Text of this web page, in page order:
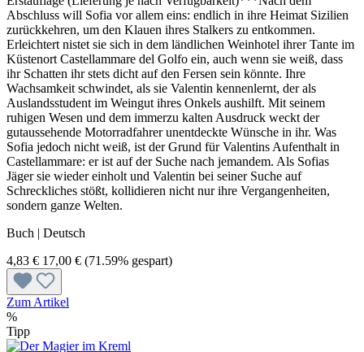
Abschluss will Sofia vor allem eins: endlich in ihre Heimat Sizilien
zurückkehren, um den Klauen ihres Stalkers zu entkommen.
Erleichtert nistet sie sich in dem ländlichen Weinhotel ihrer Tante im
Küstenort Castellammare del Golfo ein, auch wenn sie weiß, dass
ihr Schatten ihr stets dicht auf den Fersen sein könnte. Ihre
Wachsamkeit schwindet, als sie Valentin kennenlernt, der als
Auslandsstudent im Weingut ihres Onkels aushilft. Mit seinem
ruhigen Wesen und dem immerzu kalten Ausdruck weckt der
gutaussehende Motorradfahrer unentdeckte Wünsche in ihr. Was
Sofia jedoch nicht weiß, ist der Grund für Valentins Aufenthalt in
Castellammare: er ist auf der Suche nach jemandem. Als Sofias
Jäger sie wieder einholt und Valentin bei seiner Suche auf
Schreckliches stößt, kollidieren nicht nur ihre Vergangenheiten,
sondern ganze Welten.
Buch | Deutsch
4,83 € 17,00 € (71.59% gespart)
Zum Artikel
%
Tipp